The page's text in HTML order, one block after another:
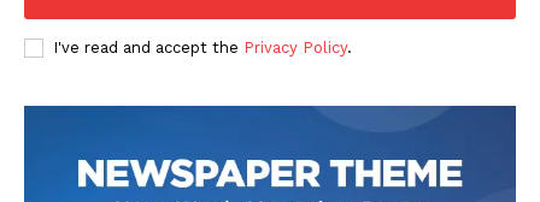
I've read and accept the Privacy Policy.